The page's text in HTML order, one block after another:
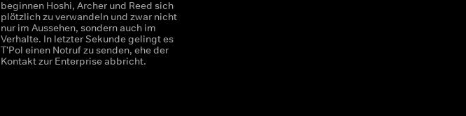
beginnen Hoshi, Archer und Reed sich
plötzlich zu verwandeln und zwar nicht
nur im Aussehen, sondern auch im
Verhalte. In letzter Sekunde gelingt es
T'Pol einen Notruf zu senden, ehe der
Kontakt zur Enterprise abbricht.